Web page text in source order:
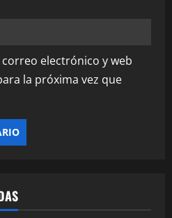
electrónico y web
la próxima vez que